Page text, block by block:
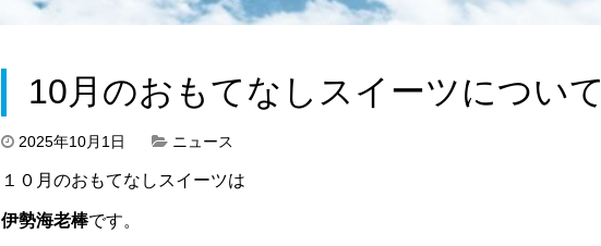
10月のおもてなしスイーツについて
2025年10月1日 ニュース
１０月のおもてなしスイーツは
伊勢海老棒です。